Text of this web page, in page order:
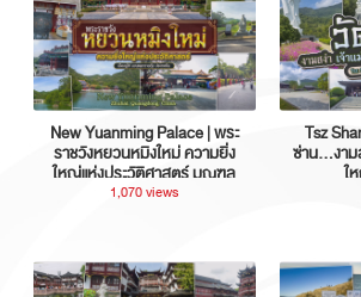
New Yuanming Palace | พระ
ราชวังหยวนหมิงใหม่ ความยิ่ง
ใหญ่แห่งประวัติศาสตร์ มณฑล
กวางตุ้ง ประเทศจีน
1,070 views
Tsz
ซ่าน…งาม
ใ